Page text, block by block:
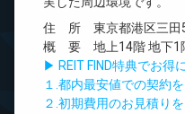
住 所 東京都港区三田
概 要 地上14階 地下1
▶ REIT FIND特典でお得
１.都内最安値での契約
２.初期費用のお見積り